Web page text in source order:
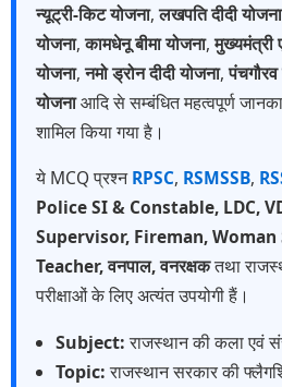
न्यूट्री-किट योजना,लखपति दीदी योजना
योजना,कामधेनू बीमा योजना,मुख्यमंत्री
योजना,नमो ड्रोन दीदी योजना,
योजनाआदि से सम्बंधित महत्वपूर्ण
शामिल किया गया है।
ये MCQ प्रश्नRPSC, RSMSSB,
Police SI & Constable, LDC,
Supervisor, Fireman, Woman
Teacher, वनपाल, वनरक्षकतथा
परीक्षाओं के लिए अत्यंत उपयोगी हैं।
Subject:राजस्थान की कला एवं
Topic:राजस्थान सरकार की